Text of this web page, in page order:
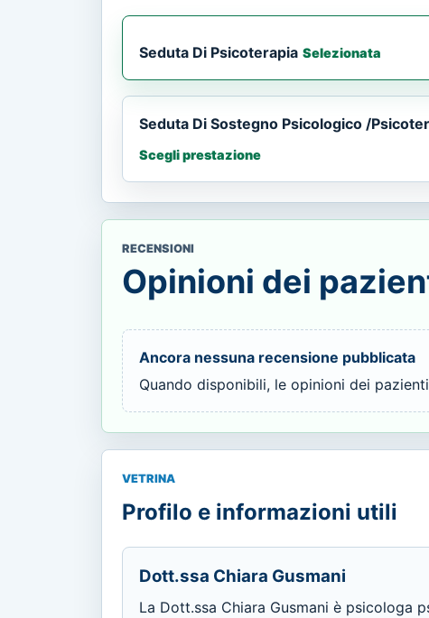
Seduta Di Psicoterapia Selezionata
Seduta Di Sostegno Psicologico /
Scegli prestazione
RECENSIONI
Opinioni dei
Ancora nessuna recensione pubblicata
Quando disponibili, le opinioni dei
VETRINA
Profilo e informazioni utili
Dott.ssa Chiara Gusmani
La Dott.ssa Chiara Gusmani è psicologa